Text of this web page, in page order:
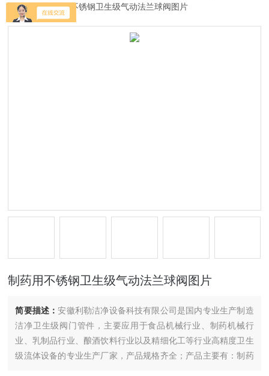
阀
> 制药用不锈钢卫生级气动法兰球阀图片
制药用不锈钢卫生级气动法兰球阀图片
简要描述：安徽利勒洁净设备科技有限公司是国内专业生产制造
洁净卫生级阀门管件，主要应用于食品机械行业、制药机械行
业、乳制品行业、酿酒饮料行业以及精细化工等行业高精度卫生
级流体设备的专业生产厂家，产品规格齐全；产品主要有：制药